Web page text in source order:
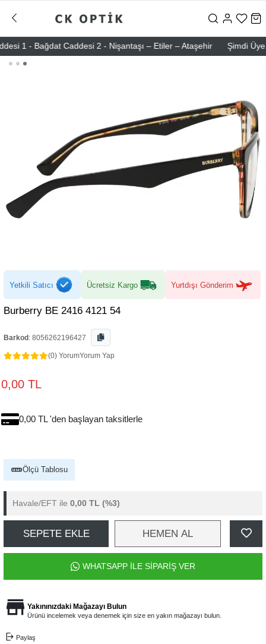
1 - Bağdat Caddesi 2 - Nişantaşı – Etiler – Ataşehir Şimdi Üye ol
Yetkili Satıcı Ücretsiz Kargo Yurtdışı Gönderim
Burberry BE 2416 4121 54
Barkod : 8056262196427
(0) YorumYorum Yap
0,00 TL
0,00 TL 'den başlayan taksitlerle
Ölçü Tablosu
Havale/EFT ile 0,00 TL (%3)
SEPETE EKLE HEMEN AL
WHATSAPP İLE SİPARİŞ VER
Yakınınızdaki Mağazayı Bulun
Ürünü incelemek veya denemek için size en yakın mağazayı bulun.
Paylaş